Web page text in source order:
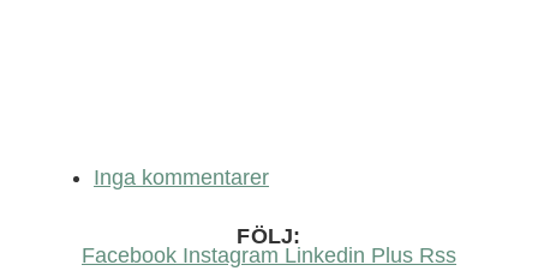
Inga kommentarer
FÖLJ:
Facebook Instagram Linkedin Plus Rss